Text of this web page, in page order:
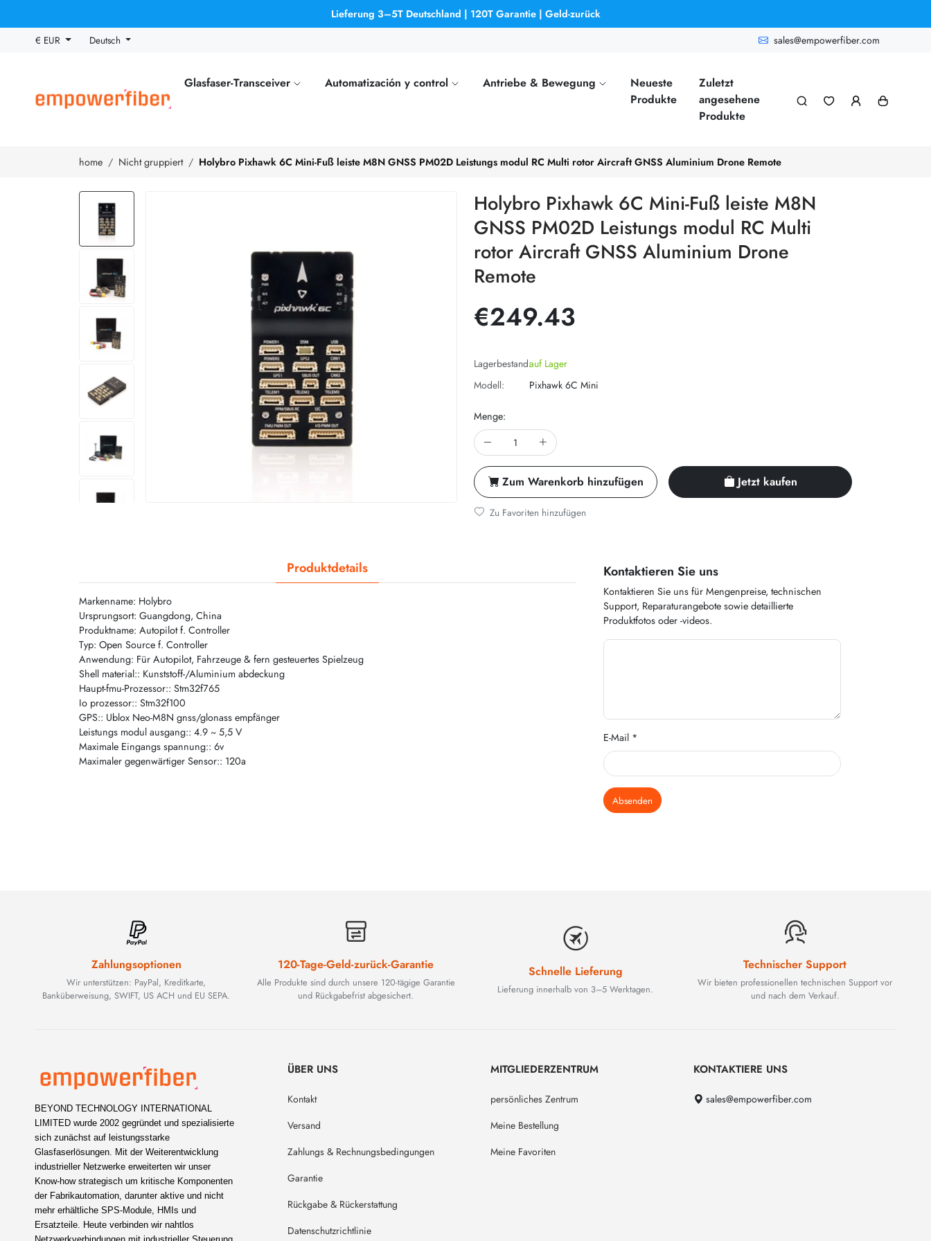
Lieferung 3–5T Deutschland | 120T Garantie | Geld-zurück
€ EUR
Deutsch sales@empowerfiber.com
Glasfaser-Transceiver Automatización y control Antriebe & Bewegung
Neueste
Produkte
Zuletzt
angesehene
Produkte
home Nicht gruppiert Holybro Pixhawk 6C Mini-Fuß leiste M8N GNSS PM02D Leistungs modul RC Multi rotor Aircraft GNSS Aluminium Drone Remote
Holybro Pixhawk 6C Mini-Fuß leiste M8N
GNSS PM02D Leistungs modul RC Multi
rotor Aircraft GNSS Aluminium Drone
Remote
€249.43
Lagerbestand:auf Lager
Modell:
Pixhawk 6C Mini
Menge:
Zum Warenkorb hinzufügen Jetzt kaufen
Zu Favoriten hinzufügen
Produktdetails
Markenname: Holybro
Ursprungsort: Guangdong, China
Produktname: Autopilot f. Controller
Typ: Open Source f. Controller
Anwendung: Für Autopilot, Fahrzeuge & fern gesteuertes Spielzeug
Shell material:: Kunststoff-/Aluminium abdeckung
Haupt-fmu-Prozessor:: Stm32f765
Io prozessor:: Stm32f100
GPS:: Ublox Neo-M8N gnss/glonass empfänger
Leistungs modul ausgang:: 4.9 ~ 5,5 V
Maximale Eingangs spannung:: 6v
Maximaler gegenwärtiger Sensor:: 120a
Kontaktieren Sie uns
Kontaktieren Sie uns für Mengenpreise, technischen
Support, Reparaturangebote sowie detaillierte
Produktfotos oder -videos.
E-Mail *
Absenden
Zahlungsoptionen
Wir unterstützen: PayPal, Kreditkarte,
Banküberweisung, SWIFT, US ACH und EU SEPA.
120-Tage-Geld-zurück-Garantie
Alle Produkte sind durch unsere 120-tägige Garantie
und Rückgabefrist abgesichert.
Schnelle Lieferung
Lieferung innerhalb von 3–5 Werktagen.
Technischer Support
Wir bieten professionellen technischen Support vor
und nach dem Verkauf.
BEYOND TECHNOLOGY INTERNATIONAL
LIMITED wurde 2002 gegründet und spezialisierte
sich zunächst auf leistungsstarke
Glasfaserlösungen. Mit der Weiterentwicklung
industrieller Netzwerke erweiterten wir unser
Know-how strategisch um kritische Komponenten
der Fabrikautomation, darunter aktive und nicht
mehr erhältliche SPS-Module, HMIs und
Ersatzteile. Heute verbinden wir nahtlos
ÜBER UNS
Kontakt
Versand
Zahlungs & Rechnungsbedingungen
Garantie
Rückgabe & Rückerstattung
Datenschutzrichtlinie
MITGLIEDERZENTRUM
persönliches Zentrum
Meine Bestellung
Meine Favoriten
KONTAKTIERE UNS
sales@empowerfiber.com